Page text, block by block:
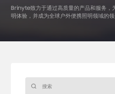
Brinyte致力于通过高质量的产品和服务，
明体验，并成为全球户外便携照明领域的领